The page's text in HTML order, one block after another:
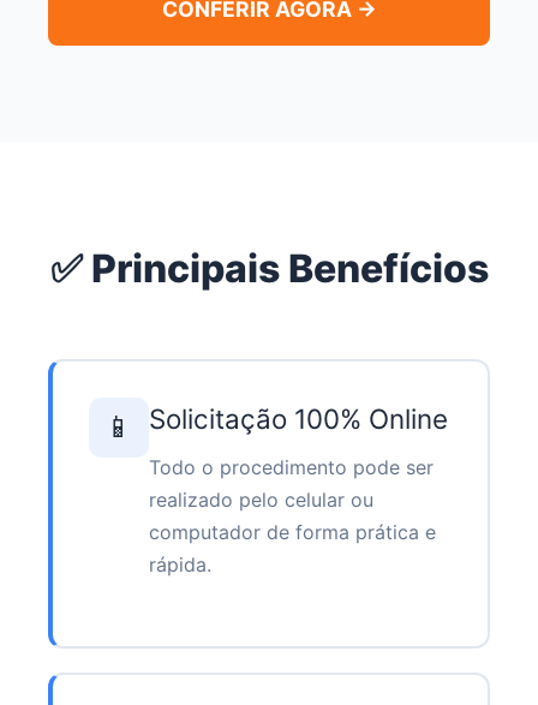
CONFERIR AGORA →
✅ Principais Benefícios
📱 Solicitação 100% Online
Todo o procedimento pode ser
realizado pelo celular ou
computador de forma prática e
rápida.